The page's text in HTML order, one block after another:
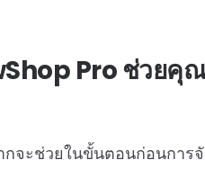
Pro ช่วยคุ
กจะช่วยในขั้นตอนก่อนการ